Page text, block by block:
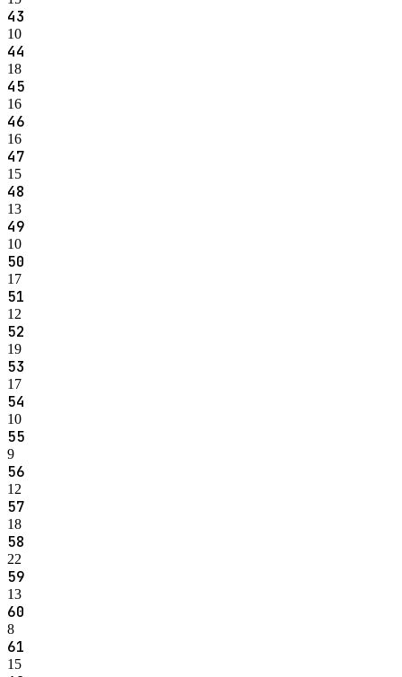
43
10
44
18
45
16
46
16
47
15
48
13
49
10
50
17
51
12
52
19
53
17
54
10
55
9
56
12
57
18
58
22
59
13
60
8
61
15